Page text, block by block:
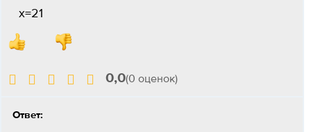
х=21
0,0(0 оценок)
Ответ: